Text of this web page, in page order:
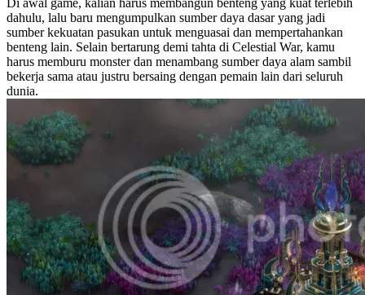
dahulu, lalu baru mengumpulkan sumber daya dasar yang jadi
sumber kekuatan pasukan untuk menguasai dan mempertahankan
benteng lain. Selain bertarung demi tahta di Celestial War, kamu
harus memburu monster dan menambang sumber daya alam sambil
bekerja sama atau justru bersaing dengan pemain lain dari seluruh
dunia.